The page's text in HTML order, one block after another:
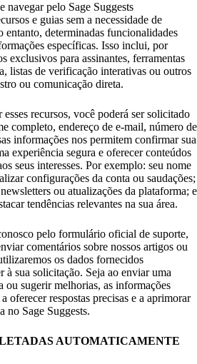
navegar pelo Sage Suggests
e guias sem a necessidade de
entanto, determinadas funcionalidades
específicas. Isso inclui, por
exclusivos para assinantes, ferramentas
listas de verificação interativas ou outros
ou comunicação direta.
recursos, você poderá ser solicitado
completo, endereço de e-mail, número de
informações nos permitem confirmar sua
experiência segura e oferecer conteúdos
seus interesses. Por exemplo: seu nome
configurações da conta ou saudações;
ou atualizações da plataforma; e
tendências relevantes na sua área.
pelo formulário oficial de suporte,
comentários sobre nossos artigos ou
os dados fornecidos
à sua solicitação. Seja ao enviar uma
ou sugerir melhorias, as informações
oferecer respostas precisas e a aprimorar
no Sage Suggests.
AUTOMATICAMENTE